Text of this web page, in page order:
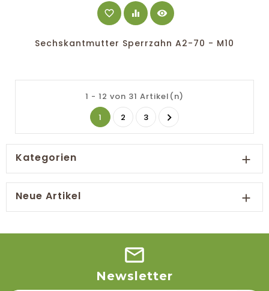
favorite_border equalizer visibility
Sechskantmutter Sperrzahn A2-70 - M10
1 - 12 von 31 Artikel(n)
1
2 3 
Kategorien 
Neue Artikel 
Newsletter